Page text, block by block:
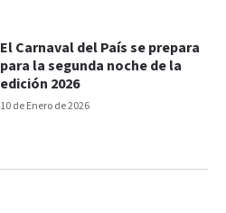
10 de Enero de 2026
El Carnaval del País se prepara
para la segunda noche de la
edición 2026